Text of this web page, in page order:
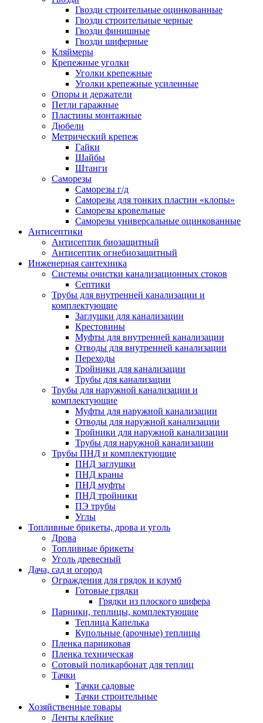
Гвозди строительные оцинкованные
Гвозди строительные черные
Гвозди финишные
Гвозди шиферные
Кляймеры
Крепежные уголки
Уголки крепежные
Уголки крепежные усиленные
Опоры и держатели
Петли гаражные
Пластины монтажные
Дюбели
Метрический крепеж
Гайки
Шайбы
Штанги
Саморезы
Саморезы г/д
Саморезы для тонких пластин «клопы»
Саморезы кровельные
Саморезы универсальные оцинкованные
Антисептики
Антисептик биозащитный
Антисептик огнебиозащитный
Инженерная сантехника
Системы очистки канализационных стоков
Септики
Трубы для внутренней канализации и
комплектующие
Заглушки для канализации
Крестовины
Муфты для внутренней канализации
Отводы для внутренней канализации
Переходы
Тройники для канализации
Трубы для канализации
Трубы для наружной канализации и
комплектующие
Муфты для наружной канализации
Отводы для наружной канализации
Тройники для наружной канализации
Трубы для наружной канализации
Трубы ПНД и комплектующие
ПНД заглушки
ПНД краны
ПНД муфты
ПНД тройники
ПЭ трубы
Углы
Топливные брикеты, дрова и уголь
Дрова
Топливные брикеты
Уголь древесный
Дача, сад и огород
Ограждения для грядок и клумб
Готовые грядки
Грядки из плоского шифера
Парники, теплицы, комплектующие
Теплица Капелька
Купольные (арочные) теплицы
Пленка парниковая
Пленка техническая
Сотовый поликарбонат для теплиц
Тачки
Тачки садовые
Тачки строительные
Хозяйственные товары
Ленты клейкие